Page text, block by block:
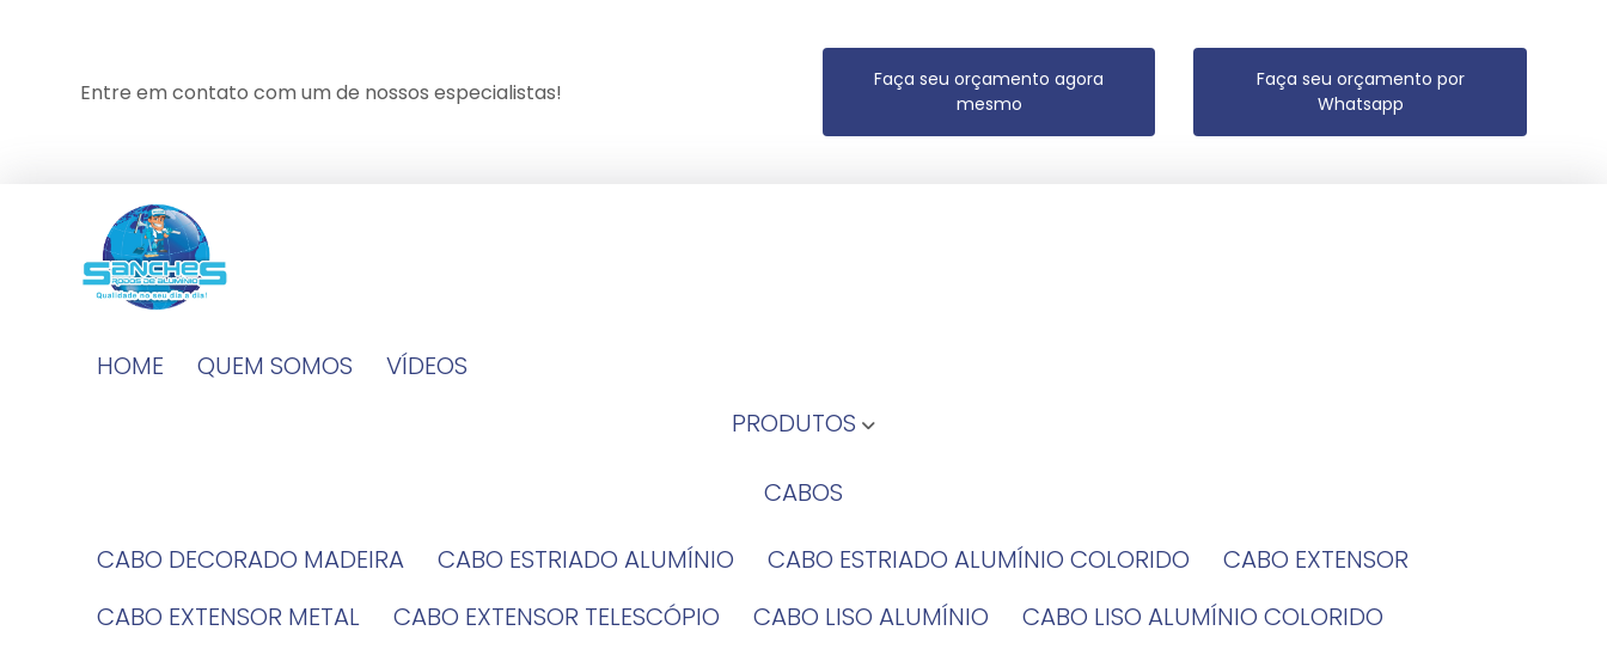
Entre em contato com um de nossos especialistas!
Faça seu orçamento agora
mesmo
Faça seu orçamento por
Whatsapp
HOME QUEM SOMOS
VÍDEOS
PRODUTOS
CABOS
CABO DECORADO MADEIRA
CABO ESTRIADO ALUMÍNIO CABO ESTRIADO ALUMÍNIO COLORIDO
CABO EXTENSOR
CABO EXTENSOR METAL
CABO EXTENSOR TELESCÓPIO CABO LISO ALUMÍNIO
CABO LISO ALUMÍNIO COLORIDO